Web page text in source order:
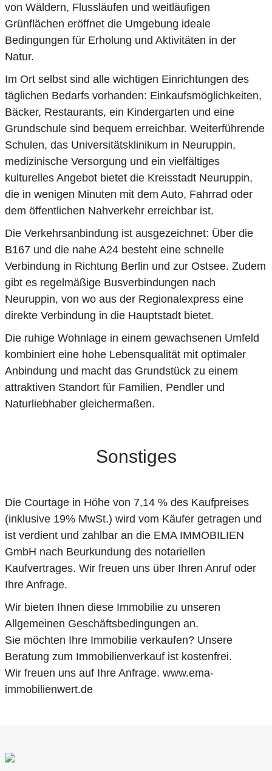
von Wäldern, Flussläufen und weitläufigen
Grünflächen eröffnet die Umgebung ideale
Bedingungen für Erholung und Aktivitäten in der
Natur.
Im Ort selbst sind alle wichtigen Einrichtungen des
täglichen Bedarfs vorhanden: Einkaufsmöglichkeiten,
Bäcker, Restaurants, ein Kindergarten und eine
Grundschule sind bequem erreichbar. Weiterführende
Schulen, das Universitätsklinikum in Neuruppin,
medizinische Versorgung und ein vielfältiges
kulturelles Angebot bietet die Kreisstadt Neuruppin,
die in wenigen Minuten mit dem Auto, Fahrrad oder
dem öffentlichen Nahverkehr erreichbar ist.
Die Verkehrsanbindung ist ausgezeichnet: Über die
B167 und die nahe A24 besteht eine schnelle
Verbindung in Richtung Berlin und zur Ostsee. Zudem
gibt es regelmäßige Busverbindungen nach
Neuruppin, von wo aus der Regionalexpress eine
direkte Verbindung in die Hauptstadt bietet.
Die ruhige Wohnlage in einem gewachsenen Umfeld
kombiniert eine hohe Lebensqualität mit optimaler
Anbindung und macht das Grundstück zu einem
attraktiven Standort für Familien, Pendler und
Naturliebhaber gleichermaßen.
Sonstiges
Die Courtage in Höhe von 7,14 % des Kaufpreises
(inklusive 19% MwSt.) wird vom Käufer getragen und
ist verdient und zahlbar an die EMA IMMOBILIEN
GmbH nach Beurkundung des notariellen
Kaufvertrages. Wir freuen uns über Ihren Anruf oder
Ihre Anfrage.
Wir bieten Ihnen diese Immobilie zu unseren
Allgemeinen Geschäftsbedingungen an.
Sie möchten Ihre Immobilie verkaufen? Unsere
Beratung zum Immobilienverkauf ist kostenfrei.
Wir freuen uns auf Ihre Anfrage. www.ema-
immobilienwert.de